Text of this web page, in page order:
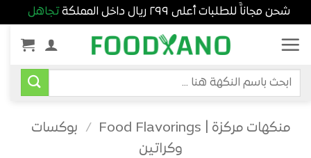
شحن مجاناًَ للطلبات أعلى ٢٩٩ ريال داخل المملكة
تجاهل
للمحتوى
البحث
عن:
منكهات مركزة | Food Flavorings / بوكسات
وكراتين